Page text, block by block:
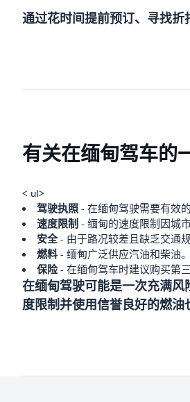
通过花时间提前预订、寻找
有关在缅甸驾车的
< ul>
驾驶执照 - 在缅甸驾驶需要有效
速度限制 - 缅甸的速度限制因城
安全- 由于路况较差且缺乏交通
燃料 - 缅甸广泛供应汽油和柴油
保险- 在缅甸驾车时建议购买第三
在缅甸驾驶可能是一次充满
度限制并使用信誉良好的燃